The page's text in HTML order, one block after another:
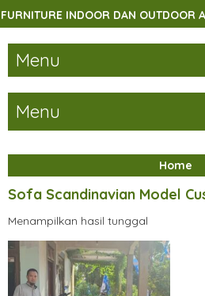
INDOOR DAN OUTDOOR ASLI
Menu
Menu
Home
Sofa Scandinavian Model
Menampilkan hasil tunggal